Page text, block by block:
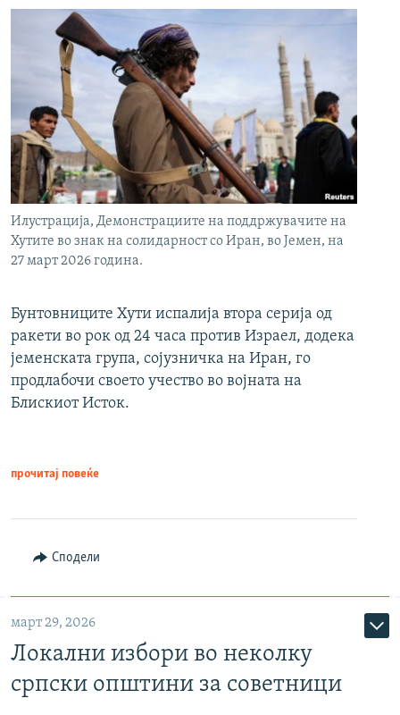
Илустрација, Демонстрациите на поддржувачите на
Хутите во знак на солидарност со Иран, во Јемен, на
27 март 2026 година.
Бунтовниците Хути испалија втора серија од
ракети во рок од 24 часа против Израел, додека
јеменската група, сојузничка на Иран, го
продлабочи своето учество во војната на
Блискиот Исток.
прочитај повеќе
Сподели
март 29, 2026
Локални избори во неколку
српски општини за советници